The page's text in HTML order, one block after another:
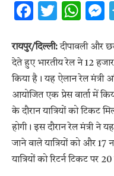
Facebook
रायपुर/दिल्ली:दीपावली और
देते हुए भारतीय रेल ने 12
किया है। यह ऐलान रेल मंत्री
आयोजित एक प्रेस वार्ता में
के दौरान यात्रियों को टिकट
होगी। इस दौरान रेल मंत्री
जाने वाले यात्रियों को और
यात्रियों को रिटर्न टिकट पर